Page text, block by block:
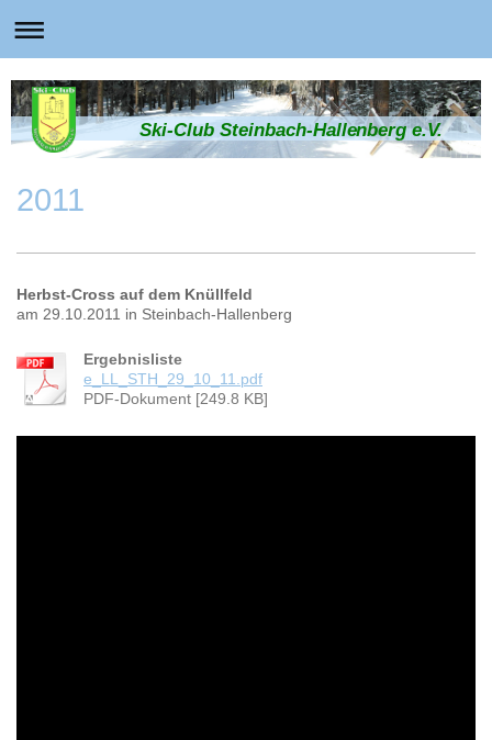
Ski-Club Steinbach-Hallenberg e.V.
2011
Herbst-Cross auf dem Knüllfeld
am 29.10.2011 in Steinbach-Hallenberg
Ergebnisliste
e_LL_STH_29_10_11.pdf
PDF-Dokument [249.8 KB]